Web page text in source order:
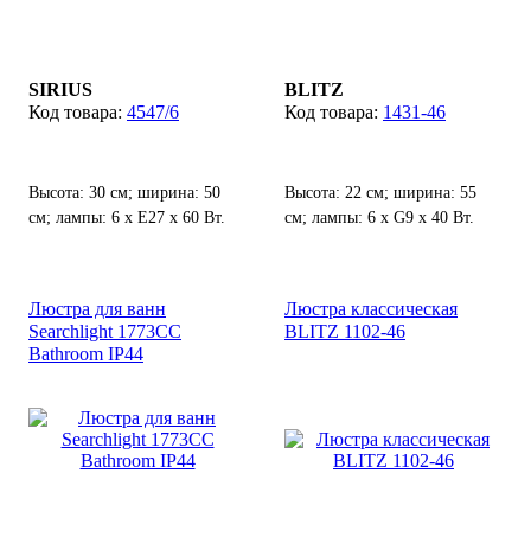
SIRIUS
4547/6
Высота: 30 см; ширина: 50
см; лампы: 6 х Е27 х 60 Вт.
BLITZ
1431-46
Высота: 22 см; ширина: 55
см; лампы: 6 х G9 х 40 Вт.
Люстра для ванн
Searchlight 1773CC
Bathroom IP44
Люстра классическая
BLITZ 1102-46